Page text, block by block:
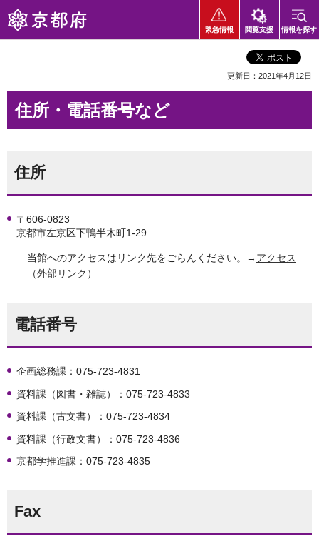
京都府
緊急情報 閲覧支援 情報を探す
更新日：2021年4月12日
住所・電話番号など
住所
〒606-0823
京都市左京区下鴨半木町1-29
当館へのアクセスはリンク先をごらんください。→ アクセス
（外部リンク）
電話番号
企画総務課：075-723-4831
資料課（図書・雑誌）：075-723-4833
資料課（古文書）：075-723-4834
資料課（行政文書）：075-723-4836
京都学推進課：075-723-4835
Fax